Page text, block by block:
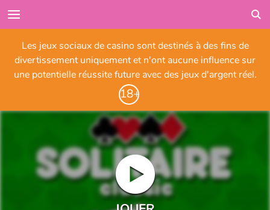
Les jeux sociaux de casino sont destinés à des fins de
divertissement uniquement et n'ont aucune influence sur
une potentielle réussite future avec des jeux d'argent réel.